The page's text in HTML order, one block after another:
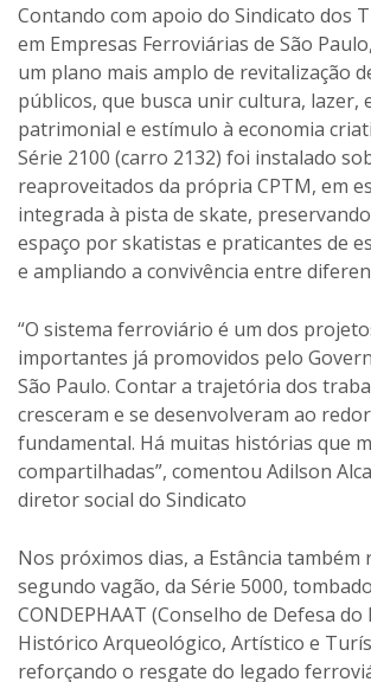
Contando com apoio do Sindicato dos
em Empresas Ferroviárias de São
um plano mais amplo de revitalização
públicos, que busca unir cultura, lazer,
patrimonial e estímulo à economia
Série 2100 (carro 2132) foi instalado
reaproveitados da própria CPTM, em
integrada à pista de skate,
espaço por skatistas e praticantes de
e ampliando a convivência entre
“O sistema ferroviário é um dos
importantes já promovidos pelo
São Paulo. Contar a trajetória dos
cresceram e se desenvolveram ao
fundamental. Há muitas histórias que
compartilhadas”, comentou Adilson
diretor social do Sindicato
Nos próximos dias, a Estância também
segundo vagão, da Série 5000,
CONDEPHAAT (Conselho de Defesa
Histórico Arqueológico, Artístico e
reforçando o resgate do legado